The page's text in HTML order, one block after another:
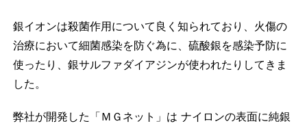
銀イオンは殺菌作用について良く知られており、火傷の
治療において細菌感染を防ぐ為に、硫酸銀を感染予防に
使ったり、銀サルファダイアジンが使われたりしてきま
した。
弊社が開発した「ＭＧネット」は ナイロンの表面に純銀